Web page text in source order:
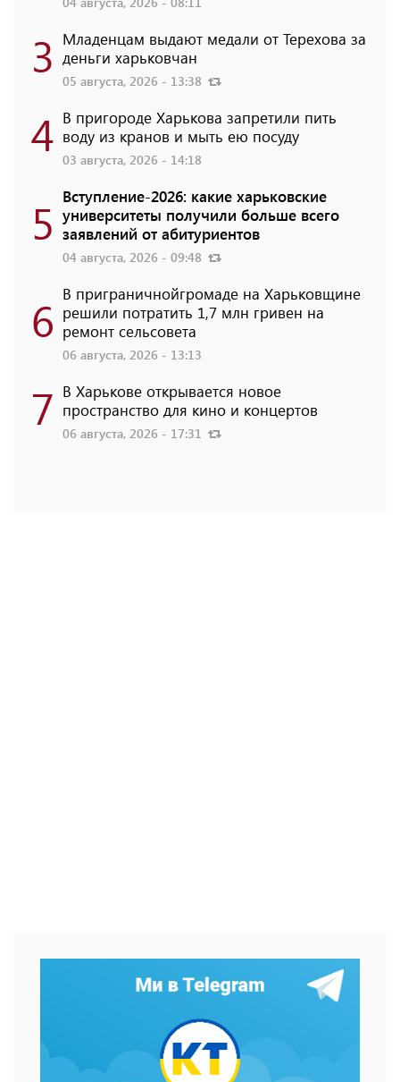
3 Младенцам выдают медали от Терехова за
деньги харьковчан
05 августа, 2026 - 13:38
4 В пригороде Харькова запретили пить
воду из кранов и мыть ею посуду
03 августа, 2026 - 14:18
5 Вступление-2026: какие харьковские
университеты получили больше всего
заявлений от абитуриентов
04 августа, 2026 - 09:48
6 В приграничнойгромаде на Харьковщине
решили потратить 1,7 млн ​​гривен на
ремонт сельсовета
06 августа, 2026 - 13:13
7 В Харькове открывается новое
пространство для кино и концертов
06 августа, 2026 - 17:31